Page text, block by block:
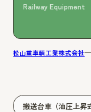
Railway Equipment
松山重車輌工業株式会社
搬送台車（油圧上昇